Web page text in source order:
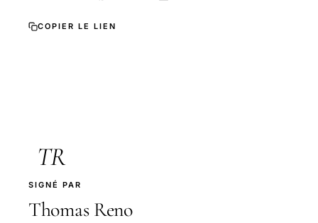
COPIER LE LIEN
TR
SIGNÉ PAR
Thomas Reno